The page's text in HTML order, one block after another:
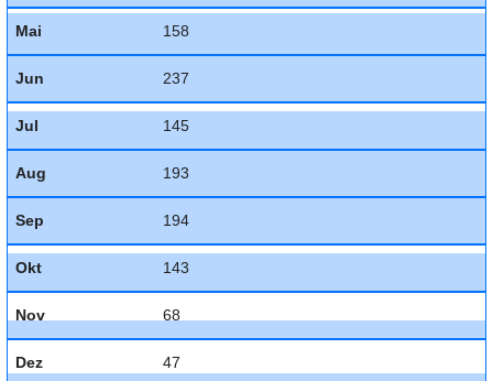
Mai 158
Jun 237
Jul 145
Aug 193
Sep 194
Okt 143
Nov 68
Dez 47